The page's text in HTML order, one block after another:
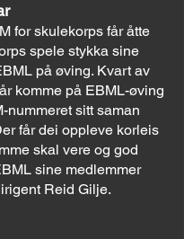
for skulekorps får åtte
spele stykka sine
på øving. Kvart av
komme på EBML-øving
nummeret sitt saman
får dei oppleve korleis
skal vere og god
sine medlemmer
Reid Gilje.